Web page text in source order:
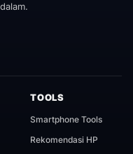
TOOLS
Smartphone Tools
Rekomendasi HP